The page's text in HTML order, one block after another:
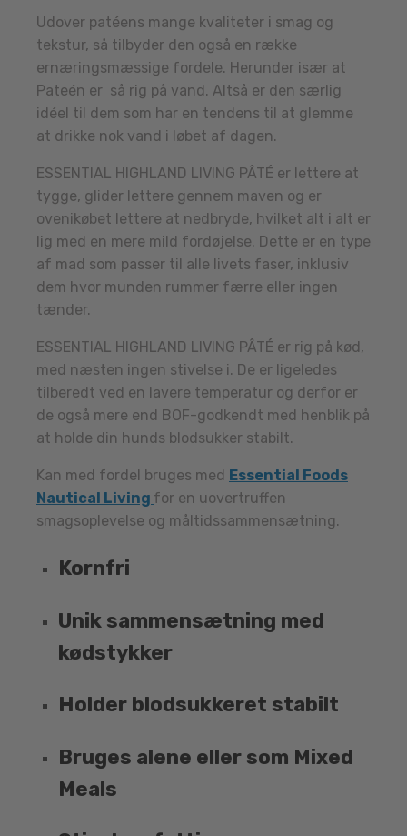
Udover patéens mange kvaliteter i smag og
tekstur, så tilbyder den også en række
ernæringsmæssige fordele. Herunder især at
Pateén er så rig på vand. Altså er den særlig
idéel til dem som har en tendens til at glemme
at drikke nok vand i løbet af dagen.
ESSENTIAL HIGHLAND LIVING PÂTÉ er lettere at
tygge, glider lettere gennem maven og er
ovenikøbet lettere at nedbryde, hvilket alt i alt er
lig med en mere mild fordøjelse. Dette er en type
af mad som passer til alle livets faser, inklusiv
dem hvor munden rummer færre eller ingen
tænder.
ESSENTIAL HIGHLAND LIVING PÂTÉ er rig på kød,
med næsten ingen stivelse i. De er ligeledes
tilberedt ved en lavere temperatur og derfor er
de også mere end BOF-godkendt med henblik på
at holde din hunds blodsukker stabilt.
Kan med fordel bruges med Essential Foods
Nautical Living for en uovertruffen
smagsoplevelse og måltidssammensætning.
Kornfri
Unik sammensætning med
kødstykker
Holder blodsukkeret stabilt
Bruges alene eller som Mixed
Meals